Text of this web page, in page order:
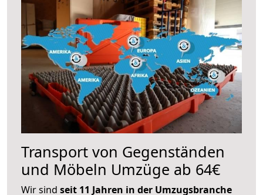
Transport von Gegenständen
und Möbeln Umzüge ab 64€
Wir sind seit 11 Jahren in der Umzugsbranche